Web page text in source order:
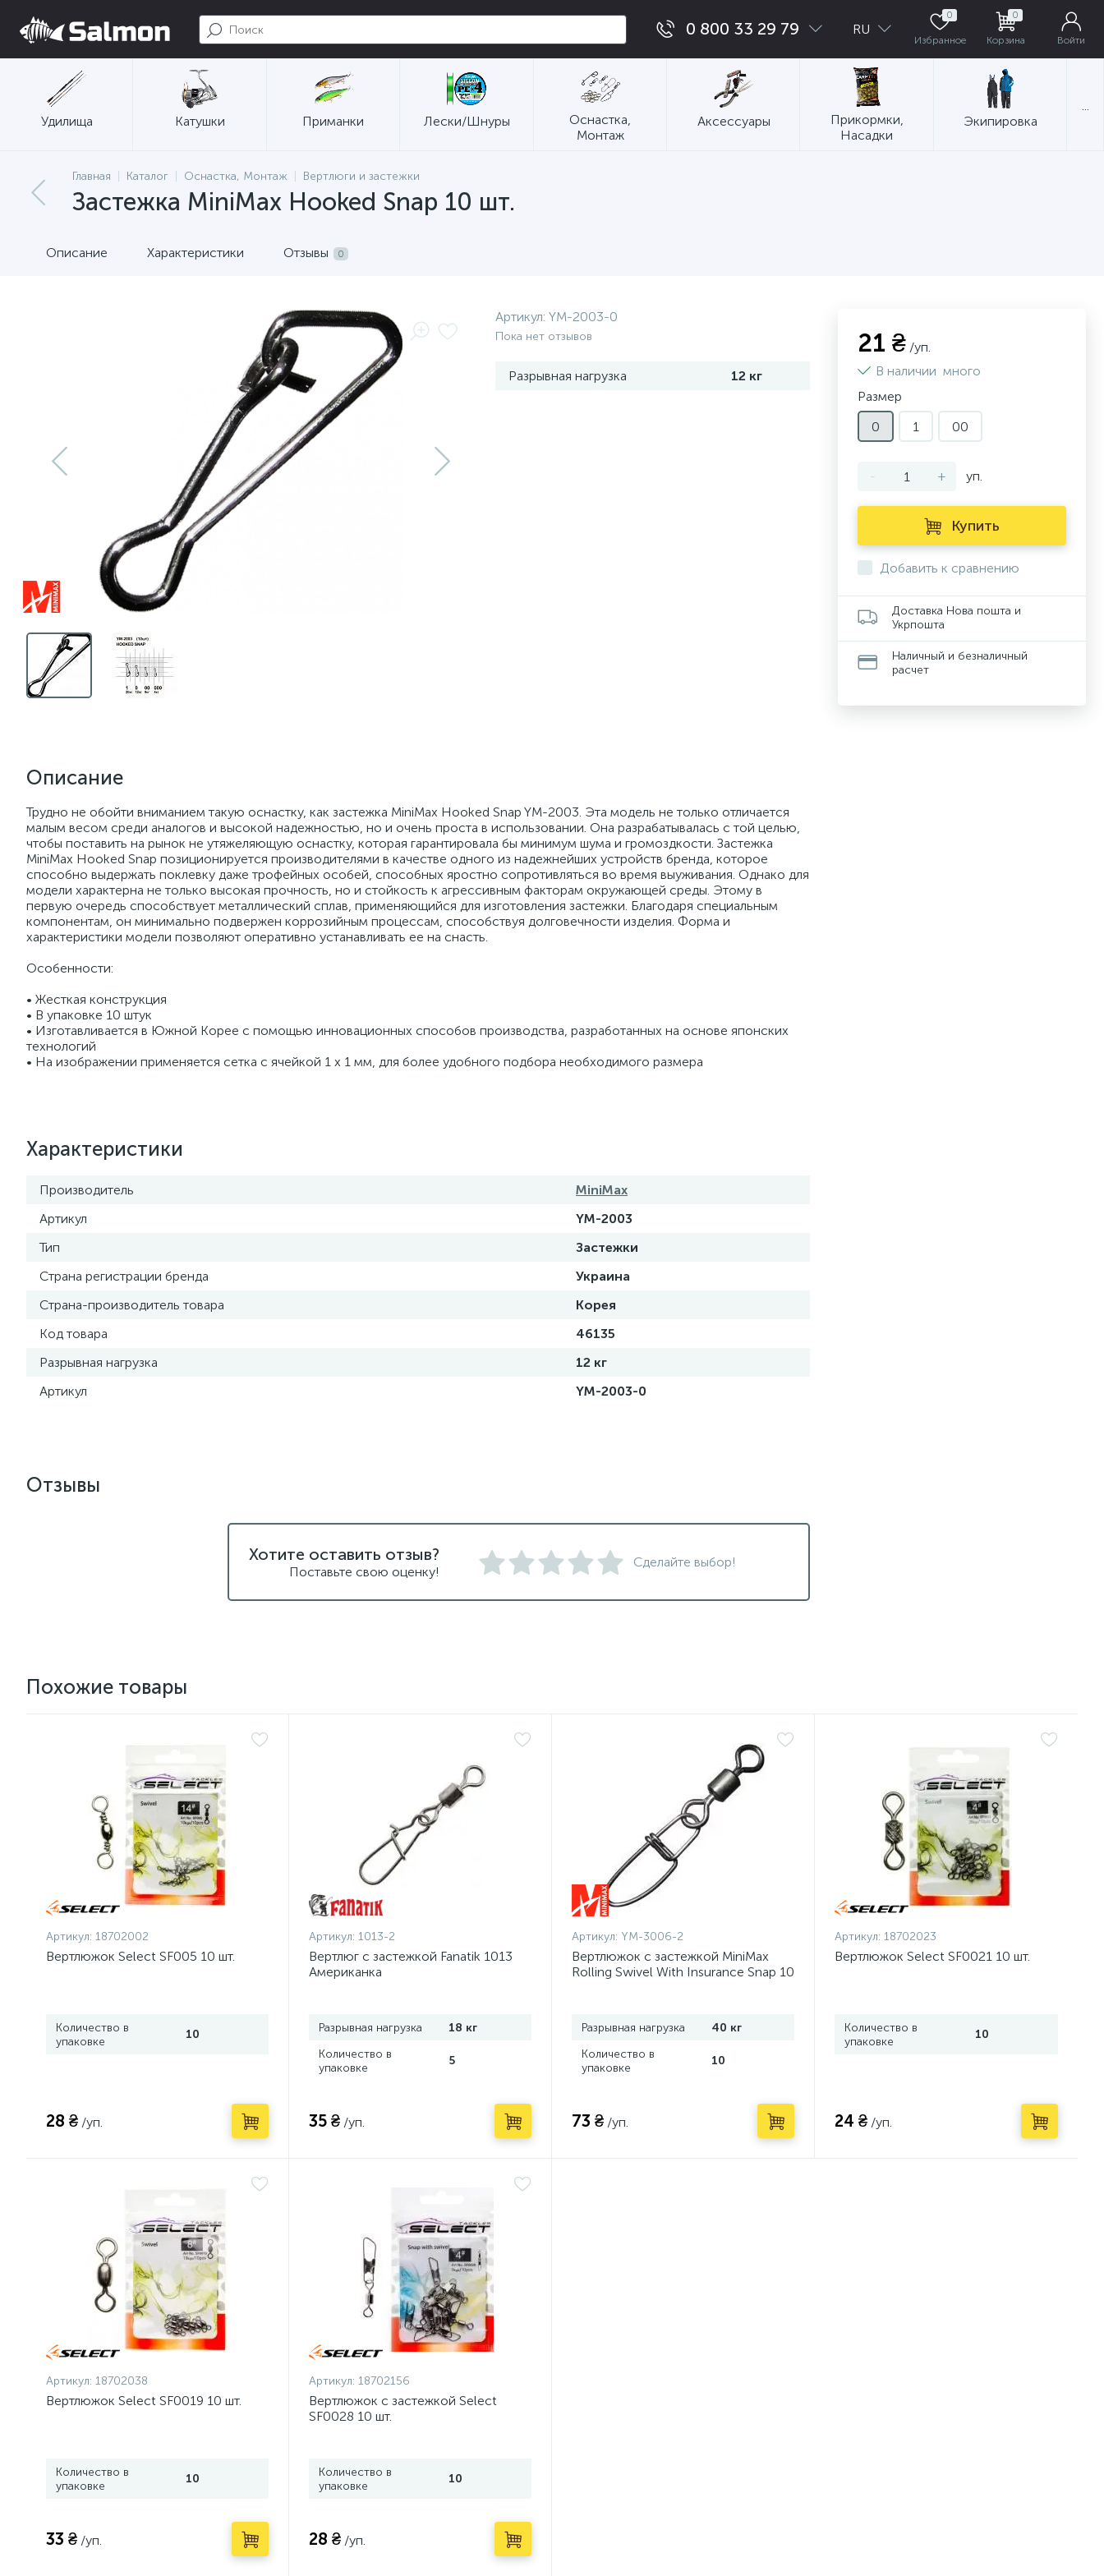
0 800 33 29 79 RU
0
Избранное
0
Корзина Войти
Удилища Катушки Приманки Лески/Шнуры
Оснастка,
Монтаж
Аксессуары
Прикормки,
Насадки
Экипировка
Главная Каталог Оснастка, Монтаж Вертлюги и застежки
Застежка MiniMax Hooked Snap 10 шт.
Описание Характеристики Отзывы 0
Артикул: YM-2003-0
Пока нет отзывов
Разрывная нагрузка 12 кг
Описание
Трудно не обойти вниманием такую оснастку, как застежка MiniMax Hooked Snap YM-2003. Эта модель не только отличается
малым весом среди аналогов и высокой надежностью, но и очень проста в использовании. Она разрабатывалась с той целью,
чтобы поставить на рынок не утяжеляющую оснастку, которая гарантировала бы минимум шума и громоздкости. Застежка
MiniMax Hooked Snap позиционируется производителями в качестве одного из надежнейших устройств бренда, которое
способно выдержать поклевку даже трофейных особей, способных яростно сопротивляться во время выуживания. Однако для
модели характерна не только высокая прочность, но и стойкость к агрессивным факторам окружающей среды. Этому в
первую очередь способствует металлический сплав, применяющийся для изготовления застежки. Благодаря специальным
компонентам, он минимально подвержен коррозийным процессам, способствуя долговечности изделия. Форма и
характеристики модели позволяют оперативно устанавливать ее на снасть.
Особенности:
• Жесткая конструкция
• В упаковке 10 штук
• Изготавливается в Южной Корее с помощью инновационных способов производства, разработанных на основе японских
технологий
• На изображении применяется сетка с ячейкой 1 х 1 мм, для более удобного подбора необходимого размера
Характеристики
Производитель
MiniMax
Артикул
YM-2003
Тип
Застежки
Страна регистрации бренда
Украина
Страна-производитель товара
Корея
Код товара
46135
Разрывная нагрузка
12 кг
Артикул
YM-2003-0
21 ₴ /уп.
В наличии много
Размер
0
1 00
- + уп.
Купить
Добавить к сравнению
Доставка Нова пошта и
Укрпошта
Наличный и безналичный
расчет
Отзывы
Хотите оставить отзыв?
Поставьте свою оценку!
Сделайте выбор!
Похожие товары
Артикул: 18702002
Вертлюжок Select SF005 10 шт.
Количество в
упаковке
10
28 ₴ /уп.
Артикул: 1013-2
Вертлюг с застежкой Fanatik 1013
Американка
Разрывная нагрузка
18 кг
Количество в
упаковке
5
35 ₴ /уп.
Артикул: YM-3006-2
Вертлюжок с застежкой MiniMax
Rolling Swivel With Insurance Snap 10
Разрывная нагрузка
40 кг
Количество в
упаковке
10
73 ₴ /уп.
Артикул: 18702023
Вертлюжок Select SF0021 10 шт.
Количество в
упаковке
10
24 ₴ /уп.
Артикул: 18702038
Вертлюжок Select SF0019 10 шт.
Количество в
упаковке
10
33 ₴ /уп.
Артикул: 18702156
Вертлюжок с застежкой Select
SF0028 10 шт.
Количество в
упаковке
10
28 ₴ /уп.